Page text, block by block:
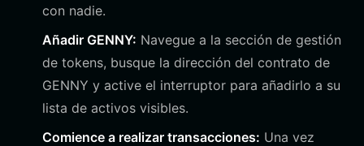
con nadie.
Añadir GENNY: Navegue a la sección de gestión
de tokens, busque la dirección del contrato de
GENNY y active el interruptor para añadirlo a su
lista de activos visibles.
Comience a realizar transacciones: Una vez